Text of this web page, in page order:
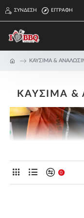
ΣΎΝΔΕΣΗ ΕΓΓΡΑΦΉ
ΚΑΥΣΙΜΑ &
ΚΑΥΣΙΜΑ
0